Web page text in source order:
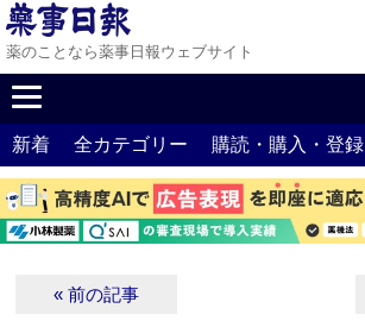
薬のことなら薬事日報ウェブサイト
新着 全カテゴリー 購読・購入・登録
« 前の記事